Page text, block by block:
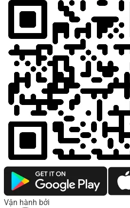
Vận hành bởi